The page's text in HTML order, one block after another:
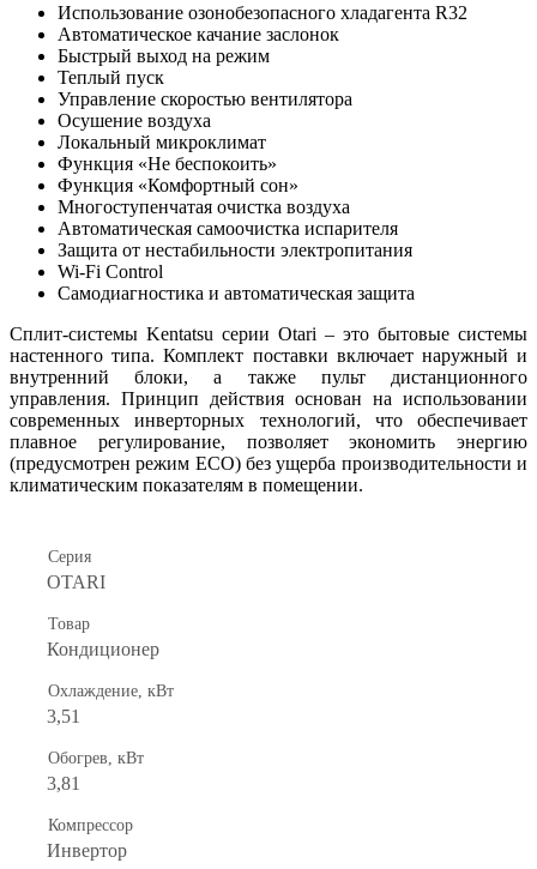
Использование озонобезопасного хладагента R32
Автоматическое качание заслонок
Быстрый выход на режим
Теплый пуск
Управление скоростью вентилятора
Осушение воздуха
Локальный микроклимат
Функция «Не беспокоить»
Функция «Комфортный сон»
Многоступенчатая очистка воздуха
Автоматическая самоочистка испарителя
Защита от нестабильности электропитания
Wi-Fi Control
Самодиагностика и автоматическая защита
Сплит-системы Kentatsu серии Otari – это бытовые системы
настенного типа. Комплект поставки включает наружный и
внутренний блоки, а также пульт дистанционного
управления. Принцип действия основан на использовании
современных инверторных технологий, что обеспечивает
плавное регулирование, позволяет экономить энергию
(предусмотрен режим ECO) без ущерба производительности и
климатическим показателям в помещении.
Серия
OTARI
Товар
Кондиционер
Охлаждение, кВт
3,51
Обогрев, кВт
3,81
Компрессор
Инвертор